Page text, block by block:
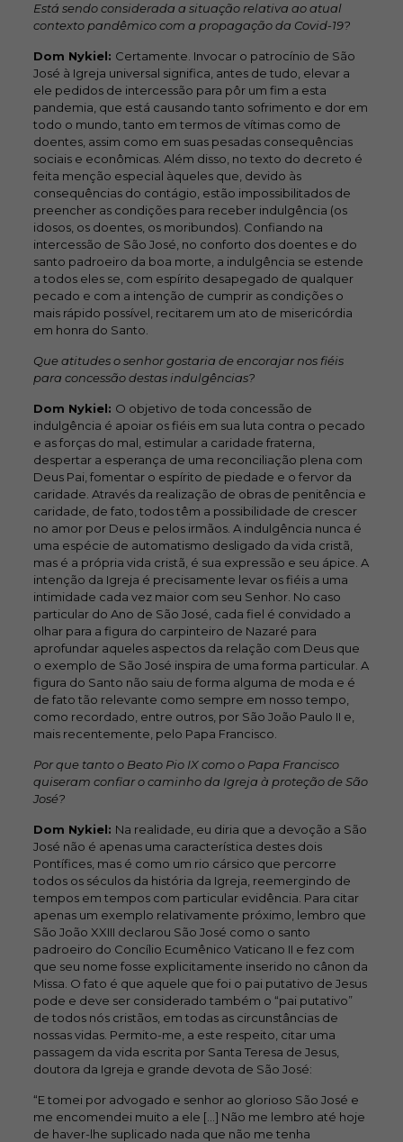
Está sendo considerada a situação relativa ao atual
contexto pandêmico com a propagação da Covid-19?
Dom Nykiel: Certamente. Invocar o patrocínio de São
José à Igreja universal significa, antes de tudo, elevar a
ele pedidos de intercessão para pôr um fim a esta
pandemia, que está causando tanto sofrimento e dor em
todo o mundo, tanto em termos de vítimas como de
doentes, assim como em suas pesadas consequências
sociais e econômicas. Além disso, no texto do decreto é
feita menção especial àqueles que, devido às
consequências do contágio, estão impossibilitados de
preencher as condições para receber indulgência (os
idosos, os doentes, os moribundos). Confiando na
intercessão de São José, no conforto dos doentes e do
santo padroeiro da boa morte, a indulgência se estende
a todos eles se, com espírito desapegado de qualquer
pecado e com a intenção de cumprir as condições o
mais rápido possível, recitarem um ato de misericórdia
em honra do Santo.
Que atitudes o senhor gostaria de encorajar nos fiéis
para concessão destas indulgências?
Dom Nykiel: O objetivo de toda concessão de
indulgência é apoiar os fiéis em sua luta contra o pecado
e as forças do mal, estimular a caridade fraterna,
despertar a esperança de uma reconciliação plena com
Deus Pai, fomentar o espírito de piedade e o fervor da
caridade. Através da realização de obras de penitência e
caridade, de fato, todos têm a possibilidade de crescer
no amor por Deus e pelos irmãos. A indulgência nunca é
uma espécie de automatismo desligado da vida cristã,
mas é a própria vida cristã, é sua expressão e seu ápice. A
intenção da Igreja é precisamente levar os fiéis a uma
intimidade cada vez maior com seu Senhor. No caso
particular do Ano de São José, cada fiel é convidado a
olhar para a figura do carpinteiro de Nazaré para
aprofundar aqueles aspectos da relação com Deus que
o exemplo de São José inspira de uma forma particular. A
figura do Santo não saiu de forma alguma de moda e é
de fato tão relevante como sempre em nosso tempo,
como recordado, entre outros, por São João Paulo II e,
mais recentemente, pelo Papa Francisco.
Por que tanto o Beato Pio IX como o Papa Francisco
quiseram confiar o caminho da Igreja à proteção de São
José?
Dom Nykiel: Na realidade, eu diria que a devoção a São
José não é apenas uma característica destes dois
Pontífices, mas é como um rio cársico que percorre
todos os séculos da história da Igreja, reemergindo de
tempos em tempos com particular evidência. Para citar
apenas um exemplo relativamente próximo, lembro que
São João XXIII declarou São José como o santo
padroeiro do Concílio Ecumênico Vaticano II e fez com
que seu nome fosse explicitamente inserido no cânon da
Missa. O fato é que aquele que foi o pai putativo de Jesus
pode e deve ser considerado também o “pai putativo”
de todos nós cristãos, em todas as circunstâncias de
nossas vidas. Permito-me, a este respeito, citar uma
passagem da vida escrita por Santa Teresa de Jesus,
doutora da Igreja e grande devota de São José:
“E tomei por advogado e senhor ao glorioso São José e
me encomendei muito a ele […] Não me lembro até hoje
de haver-lhe suplicado nada que não me tenha